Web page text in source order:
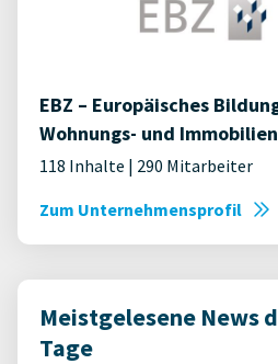
EBZ – Europäisches
Wohnungs- und
118 Inhalte | 290 Mitarbeiter
Zum Unternehmensprofil
Meistgelesene News
Tage